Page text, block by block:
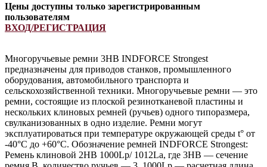
Цены доступны только зарегистрированным
пользователям
ВХОД/РЕГИСТРАЦИЯ
Многоручьевые ремни 3HB INDFORCE Strongest
предназначены для приводов станков, промышленного
оборудования, автомобильного транспорта и
сельскохозяйственной техники. Многоручьевые ремни — это
ремни, состоящие из плоской резинотканевой пластины и
нескольких клиновых ремней (ручьев) одного типоразмера,
свулканизованных в одно изделие. Ремни могут
эксплуатироваться при температуре окружающей среды t° от
-40°С до +60°С. Обозначение ремней INDFORCE Strongest:
Ремень клиновой 2HB 1000Lp/ 1012La, где 3HB — сечение